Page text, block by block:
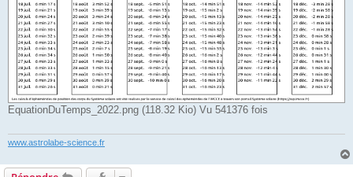
EquationDuTemps_2022.png (118.32 Kio) Vu 541376 fois
www.astrolabe-science.fr